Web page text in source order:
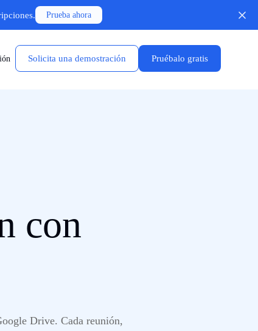
Prueba ahora
Solicita una demostración Pruébalo gratis
con
Drive. Cada reunión,